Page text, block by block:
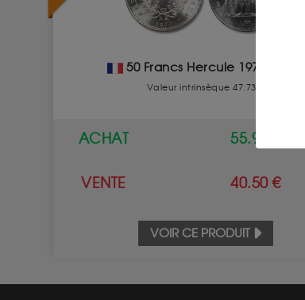
50 Francs Hercule 1974 - 1980
Valeur intrinsèque 47.73 €
ACHAT 55.90 €
VENTE 40.50 €
VOIR CE PRODUIT